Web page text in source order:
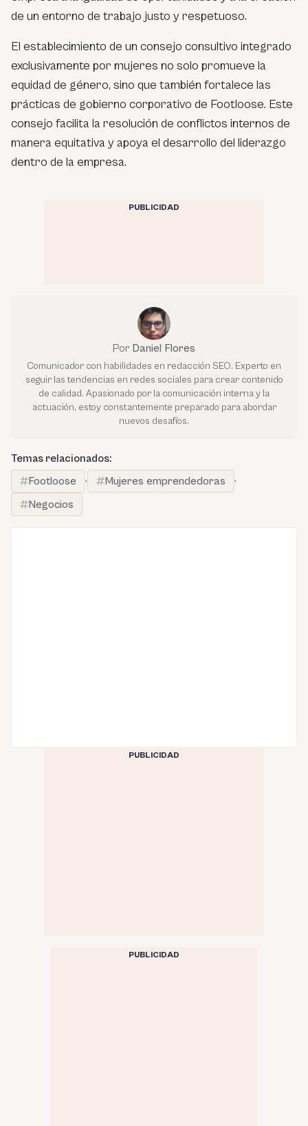
de un entorno de trabajo justo y respetuoso.
El establecimiento de un consejo consultivo integrado
exclusivamente por mujeres no solo promueve la
equidad de género, sino que también fortalece las
prácticas de gobierno corporativo de Footloose. Este
consejo facilita la resolución de conflictos internos de
manera equitativa y apoya el desarrollo del liderazgo
dentro de la empresa.
PUBLICIDAD
Por Daniel Flores
Comunicador con habilidades en redacción SEO. Experto en
seguir las tendencias en redes sociales para crear contenido
de calidad. Apasionado por la comunicación interna y la
actuación, estoy constantemente preparado para abordar
nuevos desafíos.
Temas relacionados:
Footloose
· Mujeres emprendedoras
·
Negocios
PUBLICIDAD
PUBLICIDAD